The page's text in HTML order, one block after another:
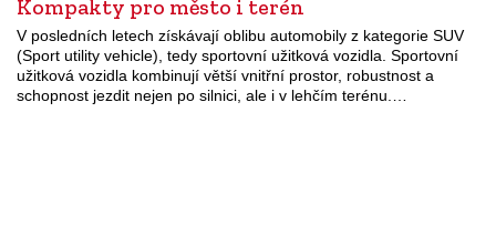
Kompakty pro město i terén
V posledních letech získávají oblibu automobily z kategorie SUV
(Sport utility vehicle), tedy sportovní užitková vozidla. Sportovní
užitková vozidla kombinují větší vnitřní prostor, robustnost a
schopnost jezdit nejen po silnici, ale i v lehčím terénu.…